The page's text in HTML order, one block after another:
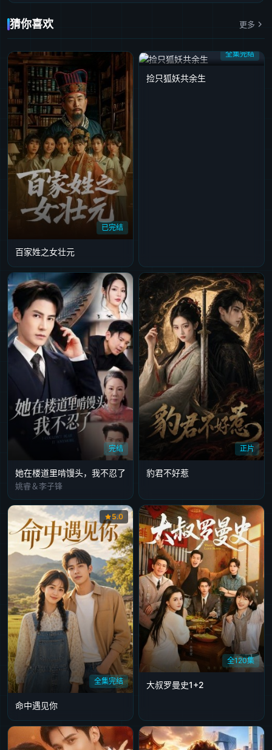
猜你喜欢 更多
已完结
百家姓之女壮元
全集完结
捡只狐妖共余生
完结
她在楼道里啃馒头，我不忍了
姚睿＆李子锋
正片
豹君不好惹
全集完结
5.0
命中遇见你
全120集
大叔罗曼史1+2